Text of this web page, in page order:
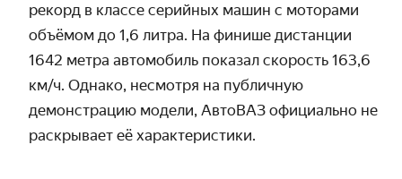
рекорд в классе серийных машин с моторами
объёмом до 1,6 литра. На финише дистанции
1642 метра автомобиль показал скорость 163,6
км/ч. Однако, несмотря на публичную
демонстрацию модели, АвтоВАЗ официально не
раскрывает её характеристики.